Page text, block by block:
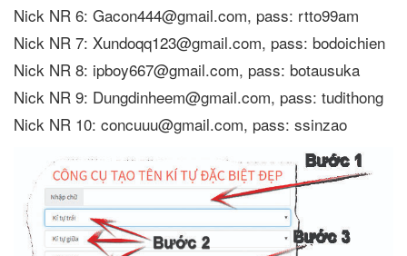
Nick NR 6: Gacon444@gmail.com, pass: rtto99am
Nick NR 7: Xundoqq123@gmail.com, pass: bodoichien
Nick NR 8: ipboy667@gmail.com, pass: botausuka
Nick NR 9: Dungdinheem@gmail.com, pass: tudithong
Nick NR 10: concuuu@gmail.com, pass: ssinzao